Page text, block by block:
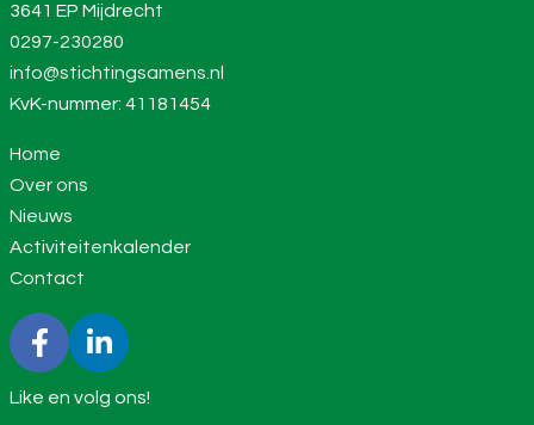
3641 EP Mijdrecht
0297-230280
info@stichtingsamens.nl
KvK-nummer: 41181454
Home
Over ons
Nieuws
Activiteitenkalender
Contact
Like en volg ons!